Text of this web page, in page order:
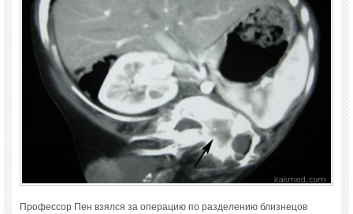
Профессор Пен взялся за операцию по разделению близнецов